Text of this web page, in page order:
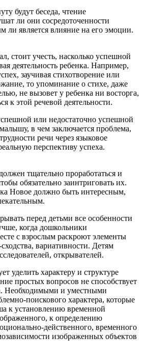
будут беседа, чтение
ли они сосредоточенности
ли является влияние на его эмоции.
стоит учесть, насколько успешной
деятельность ребенка. Например,
заучивая стихотворение или
то упоминание о стихе, даже
не вызовет у ребенка ни восторга,
к этой речевой деятельности.
или недостаточно успешной
в чем заключается проблема,
речи через языковое
перспективу успеха.
тщательно проработаться и
обязательно заинтриговать их.
Новое должно быть интересным,
перед детьми все особенности
когда дошкольники
с взрослым раскроют элементы
вариативности. Детям
открывателей.
уделить характеру и структуре
простых вопросов не способствует
Необходимыми и уместными
поискового характера, которые
к установлению временной
к определению
действенного, временного
изображенных объектов